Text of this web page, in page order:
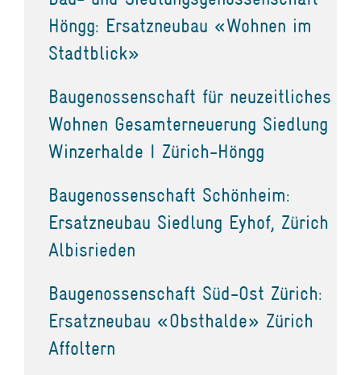
Höngg: Ersatzneubau «Wohnen im
Stadtblick»
Baugenossenschaft für neuzeitliches
Wohnen Gesamterneuerung Siedlung
Winzerhalde I Zürich-Höngg
Baugenossenschaft Schönheim:
Ersatzneubau Siedlung Eyhof, Zürich
Albisrieden
Baugenossenschaft Süd-Ost Zürich:
Ersatzneubau «Obsthalde» Zürich
Affoltern